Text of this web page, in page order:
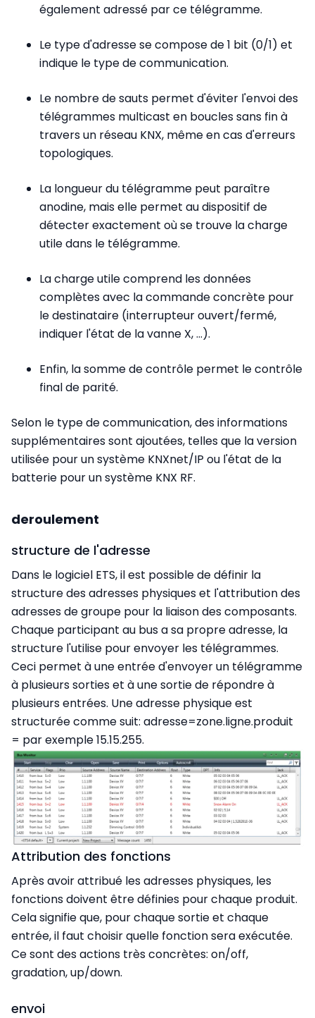
également adressé par ce télégramme.
Le type d'adresse se compose de 1 bit (0/1) et
indique le type de communication.
Le nombre de sauts permet d'éviter l'envoi des
télégrammes multicast en boucles sans fin à
travers un réseau KNX, même en cas d'erreurs
topologiques.
La longueur du télégramme peut paraître
anodine, mais elle permet au dispositif de
détecter exactement où se trouve la charge
utile dans le télégramme.
La charge utile comprend les données
complètes avec la commande concrète pour
le destinataire (interrupteur ouvert/fermé,
indiquer l'état de la vanne X, ...).
Enfin, la somme de contrôle permet le contrôle
final de parité.
Selon le type de communi­cation, des informations
supplémentaires sont ajoutées, telles que la version
utilisée pour un système KNXnet/IP ou l'état de la
batterie pour un système KNX RF.
deroulement
structure de l'adresse
Dans le logiciel ETS, il est possible de définir la
structure des adresses physiques et l'attribution des
adresses de groupe pour la liaison des composants.
Chaque participant au bus a sa propre adresse, la
structure l'utilise pour envoyer les télégrammes.
Ceci permet à une entrée d'envoyer un télégramme
à plusieurs sorties et à une sortie de répondre à
plusieurs entrées. Une adresse physique est
structurée comme suit: adresse=zone.ligne.produit
= par exemple 15.15.255.
Attribution des fonctions
Après avoir attribué les adresses physiques, les
fonctions doivent être définies pour chaque produit.
Cela signifie que, pour chaque sortie et chaque
entrée, il faut choisir quelle fonction sera exécutée.
Ce sont des actions très concrètes: on/off,
gradation, up/down.
envoi